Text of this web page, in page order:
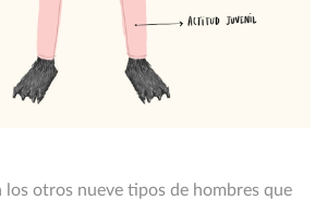
los otros nueve tipos de hombres que